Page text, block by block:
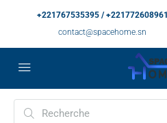
+221767535395 / +221772608961
contact@spacehome.sn